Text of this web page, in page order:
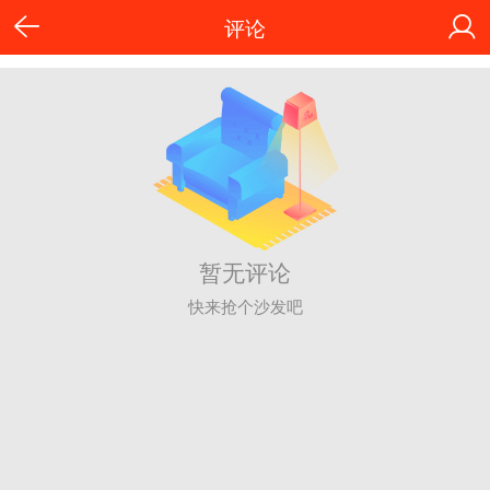
评论
暂无评论
快来抢个沙发吧